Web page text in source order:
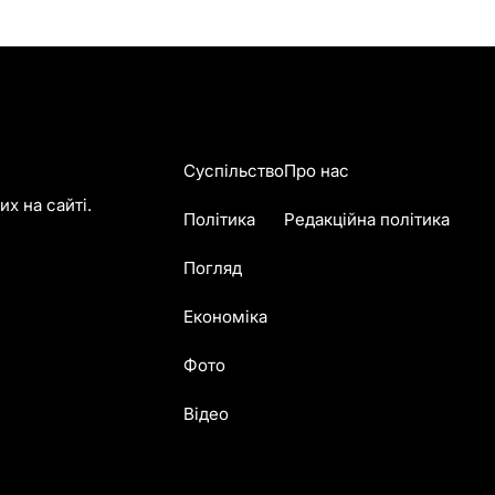
на сайті.
Суспільство
Політика
Погляд
Економіка
Фото
Відео
Про нас
Редакційна політика